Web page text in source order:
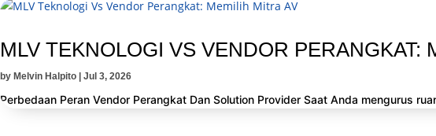
MLV TEKNOLOGI VS VENDOR PERANGKAT:
by Melvin Halpito Jul 3, 2026
Perbedaan Peran Vendor Perangkat Dan Solution Provider Saat Anda mengurus